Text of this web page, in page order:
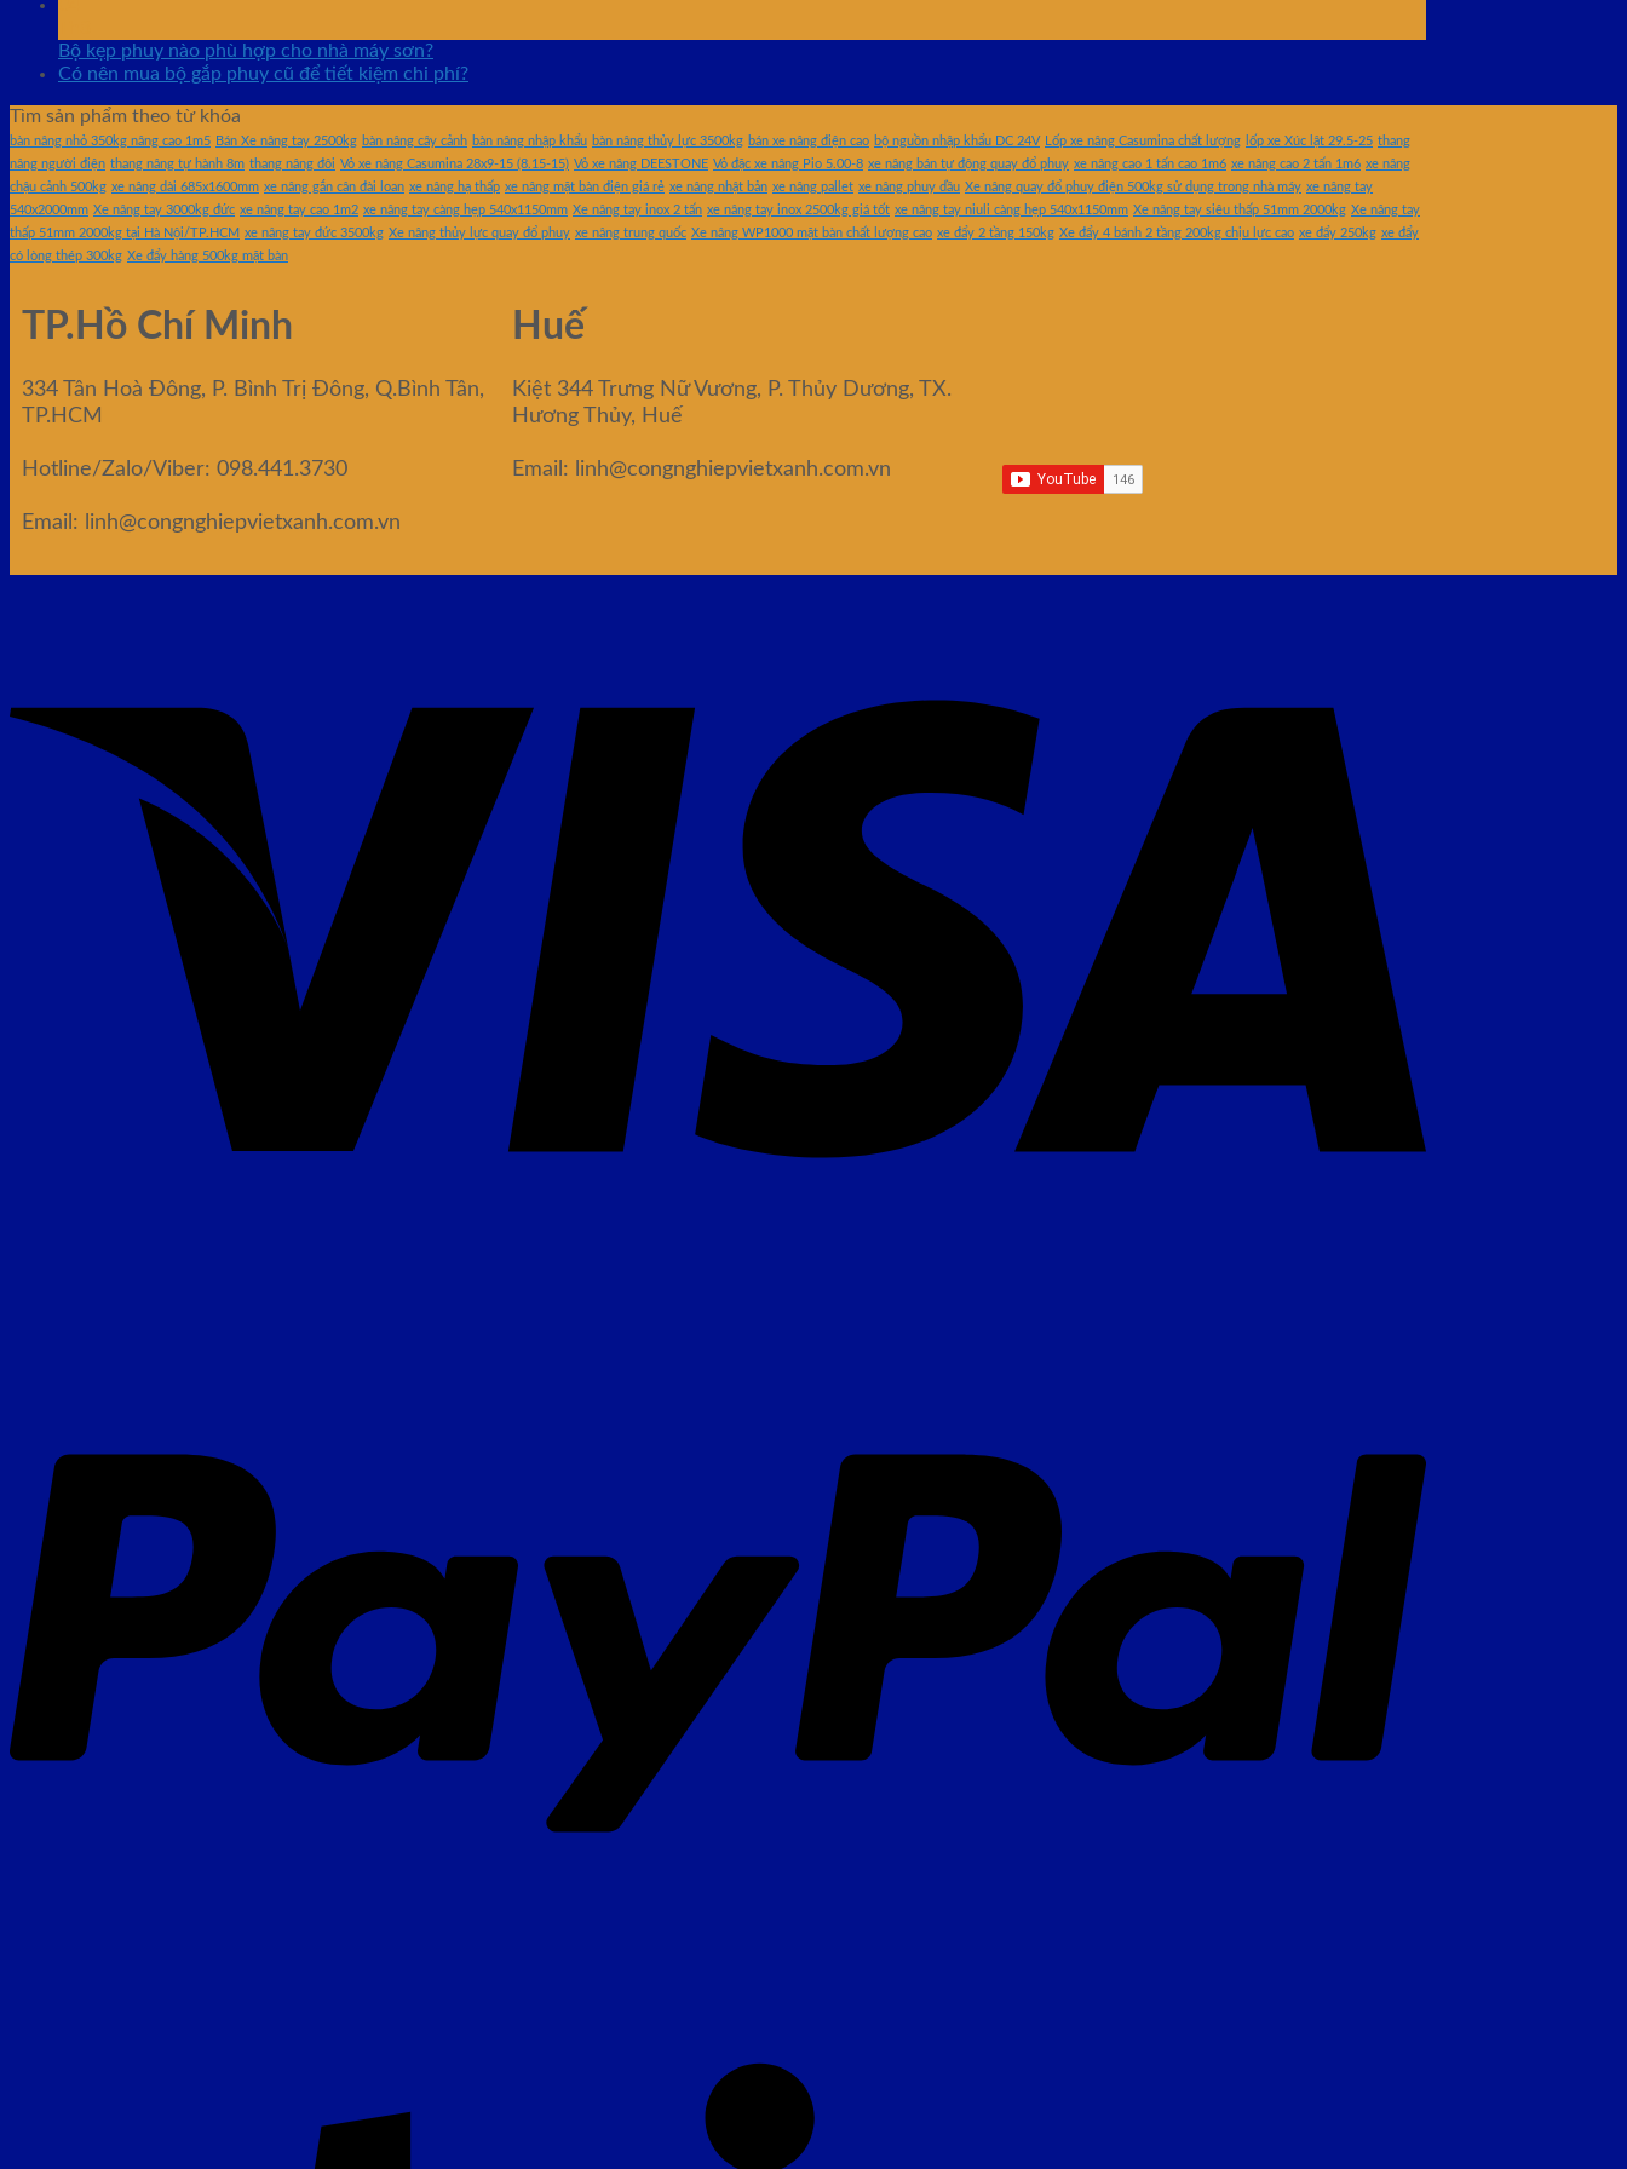
Bộ kẹp phuy nào phù hợp cho nhà máy sơn?
Có nên mua bộ gắp phuy cũ để tiết kiệm chi phí?
Tìm sản phẩm theo từ khóa
bàn nâng nhỏ 350kg nâng cao 1m5 Bán Xe nâng tay 2500kg bàn nâng cây cảnh bàn nâng nhập khẩu bàn nâng thủy lực 3500kg bán xe nâng điện cao bộ nguồn nhập khẩu DC 24V Lốp xe nâng Casumina chất lượng lốp xe Xúc lật 29.5-25 thang
nâng người điện thang nâng tự hành 8m thang nâng đôi Vỏ xe nâng Casumina 28x9-15 (8.15-15) Vỏ xe nâng DEESTONE Vỏ đặc xe nâng Pio 5.00-8 xe nâng bán tự động quay đổ phuy xe nâng cao 1 tấn cao 1m6 xe nâng cao 2 tấn 1m6 xe nâng
chậu cảnh 500kg xe nâng dài 685x1600mm xe nâng gắn cân đài loan xe nâng hạ thấp xe nâng mặt bàn điện giá rẻ xe nâng nhật bản xe nâng pallet xe nâng phuy dầu Xe nâng quay đổ phuy điện 500kg sử dụng trong nhà máy xe nâng tay
540x2000mm Xe nâng tay 3000kg đức xe nâng tay cao 1m2 xe nâng tay càng hẹp 540x1150mm Xe nâng tay inox 2 tấn xe nâng tay inox 2500kg giá tốt xe nâng tay niuli càng hẹp 540x1150mm Xe nâng tay siêu thấp 51mm 2000kg Xe nâng tay
thấp 51mm 2000kg tại Hà Nội/TP.HCM xe nâng tay đức 3500kg Xe nâng thủy lực quay đổ phuy xe nâng trung quốc Xe nâng WP1000 mặt bàn chất lượng cao xe đẩy 2 tầng 150kg Xe đẩy 4 bánh 2 tầng 200kg chịu lực cao xe đẩy 250kg xe đẩy
có lòng thép 300kg Xe đẩy hàng 500kg mặt bàn
TP.Hồ Chí Minh
334 Tân Hoà Đông, P. Bình Trị Đông, Q.Bình Tân,
TP.HCM
Hotline/Zalo/Viber: 098.441.3730
Email: linh@congnghiepvietxanh.com.vn
Huế
Kiệt 344 Trưng Nữ Vương, P. Thủy Dương, TX.
Hương Thủy, Huế
Email: linh@congnghiepvietxanh.com.vn